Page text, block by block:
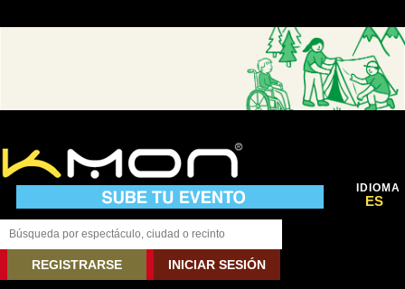
IDIOMA
ES
REGISTRARSE INICIAR SESIÓN